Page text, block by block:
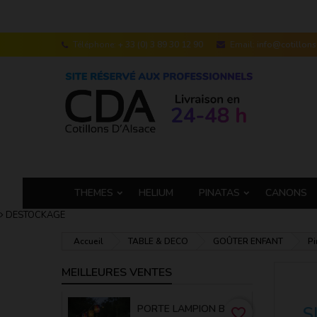
Téléphone: + 33 (0) 3 89 30 12 90 Email:
THEMES HELIUM PINATAS CANONS
DESTOCKAGE
Accueil TABLE & DECO GOÛTER ENFANT
MEILLEURES VENTES
PORTE LAMPION BAMBOU 50 CM
favorite_border